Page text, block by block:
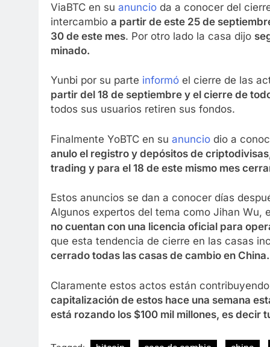
ViaBTC en su anuncio da a conocer del
intercambio a partir de este 25 de
30 de este mes. Por otro lado la casa dijo
minado.
Yunbi por su parte informó el cierre de las
partir del 18 de septiembre y el cierre de
todos sus usuarios retiren sus fondos.
Finalmente YoBTC en su anuncio dio a
anulo el registro y depósitos de
trading y para el 18 de este mismo mes
Estos anuncios se dan a conocer días
Algunos expertos del tema como Jihan Wu,
no cuentan con una licencia oficial para
que esta tendencia de cierre en las casas
cerrado todas las casas de cambio en China.
Claramente estos actos están
capitalización de estos hace una semana
está rozando los $100 mil millones, es decir